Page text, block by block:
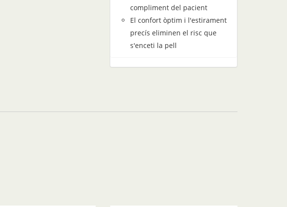
compliment del pacient
El confort òptim i l'estirament
precís eliminen el risc que
s'enceti la pell